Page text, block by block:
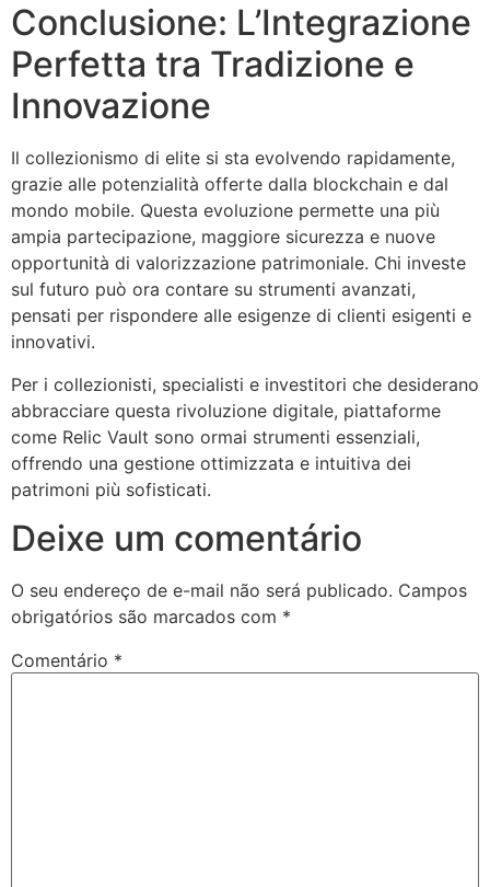
Conclusione: L’Integrazione
Perfetta tra Tradizione e
Innovazione
Il collezionismo di elite si sta evolvendo rapidamente,
grazie alle potenzialità offerte dalla blockchain e dal
mondo mobile. Questa evoluzione permette una più
ampia partecipazione, maggiore sicurezza e nuove
opportunità di valorizzazione patrimoniale. Chi investe
sul futuro può ora contare su strumenti avanzati,
pensati per rispondere alle esigenze di clienti esigenti e
innovativi.
Per i collezionisti, specialisti e investitori che desiderano
abbracciare questa rivoluzione digitale, piattaforme
come Relic Vault sono ormai strumenti essenziali,
offrendo una gestione ottimizzata e intuitiva dei
patrimoni più sofisticati.
Deixe um comentário
O seu endereço de e-mail não será publicado. Campos
obrigatórios são marcados com *
Comentário *